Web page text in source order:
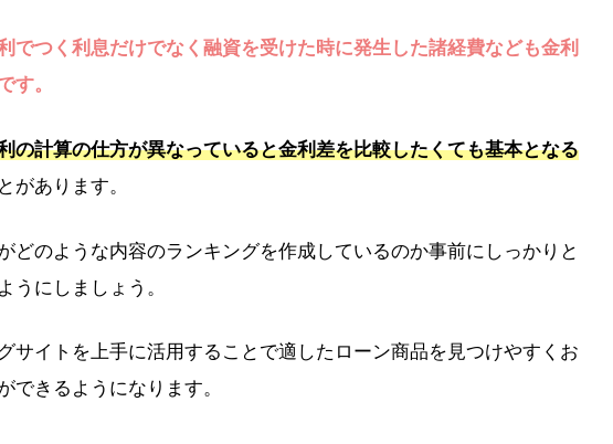
でつく利息だけでなく融資を受けた時に発生した諸経費なども金利
す。
の計算の仕方が異なっていると金利差を比較したくても基本となる
があります。
どのような内容のランキングを作成しているのか事前にしっかりと
うにしましょう。
サイトを上手に活用することで適したローン商品を見つけやすくお
できるようになります。